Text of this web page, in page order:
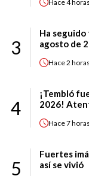
Hace4 horas
3
Ha
agosto de
Hace2 horas
4
¡Tembló
2026!
Hace7 horas
5
Fuertes
así se vivió